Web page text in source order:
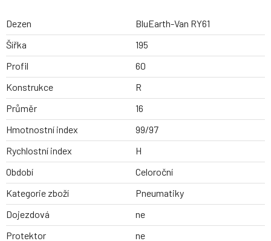
Dezen
BluEarth-Van RY61
Šířka
195
Profil
60
Konstrukce
R
Průměr
16
Hmotnostní index
99/97
Rychlostní index
H
Období
Celoroční
Kategorie zboží
Pneumatiky
Dojezdová
ne
Protektor
ne